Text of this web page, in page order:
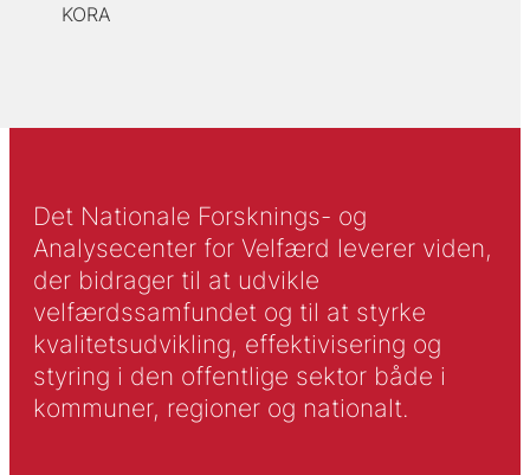
KORA
Det Nationale Forsknings- og
Analysecenter for Velfærd leverer viden,
der bidrager til at udvikle
velfærdssamfundet og til at styrke
kvalitetsudvikling, effektivisering og
styring i den offentlige sektor både i
kommuner, regioner og nationalt.